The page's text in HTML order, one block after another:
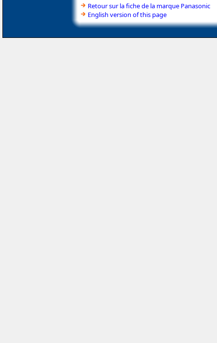
Retour sur la fiche de la marque Panasonic
English version of this page